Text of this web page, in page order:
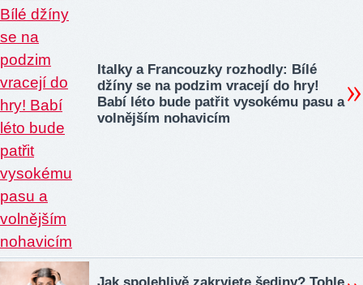
Italky a Francouzky rozhodly: Bílé
džíny se na podzim vracejí do hry!
Babí léto bude patřit vysokému pasu a
volnějším nohavicím